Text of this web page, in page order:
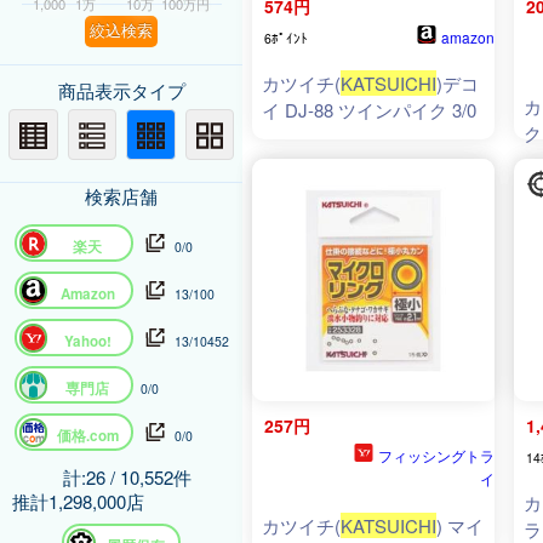
絞込検索
商品表示タイプ
検索店舗
楽天 0/0
Amazon 13/100
Yahoo! 13/10452
専門店 0/0
価格.com 0/0
計:26 / 10,552件
推計1,298,000店
574円
6ﾎﾟｲﾝﾄ amazon
カツイチ(KATSUICHI)デコ
イ DJ-88 ツインパイク 3/0
257円
フィッシングトラ
イ
カツイチ(KATSUICHI) マイ